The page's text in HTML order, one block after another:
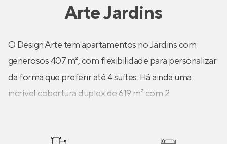
Arte Jardins
O Design Arte tem apartamentos no Jardins com
generosos 407 m², com flexibilidade para personalizar
da forma que preferir até 4 suítes. Há ainda uma
incrível cobertura duplex de 619 m² com 2